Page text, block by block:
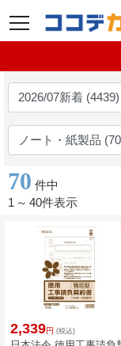
メニュー
70 件中
1 ～ 40件表示
2,339円 (税込)